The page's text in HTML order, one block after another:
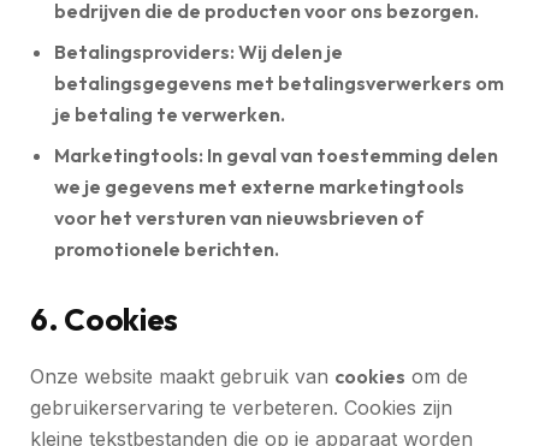
bedrijven die de producten voor ons bezorgen.
Betalingsproviders: Wij delen je
betalingsgegevens met betalingsverwerkers om
je betaling te verwerken.
Marketingtools: In geval van toestemming delen
we je gegevens met externe marketingtools
voor het versturen van nieuwsbrieven of
promotionele berichten.
6. Cookies
Onze website maakt gebruik van cookies om de
gebruikerservaring te verbeteren. Cookies zijn
kleine tekstbestanden die op je apparaat worden